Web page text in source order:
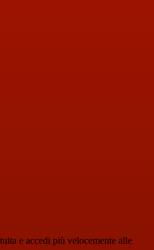
e accedi più velocemente alle